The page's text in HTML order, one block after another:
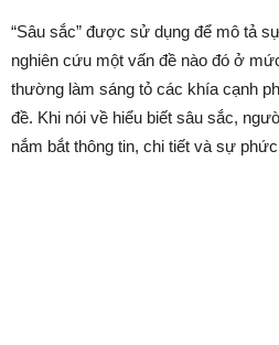
“Sâu sắc” được sử dụng để mô tả
nghiên cứu một vấn đề nào đó ở
thường làm sáng tỏ các khía cạnh
đề. Khi nói về hiểu biết sâu sắc,
nắm bắt thông tin, chi tiết và sự